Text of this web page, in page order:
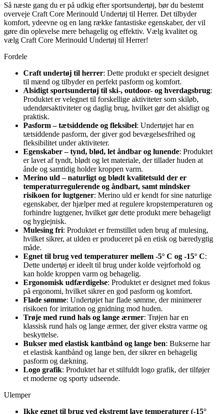
Så næste gang du er på udkig efter sportsundertøj, bør du bestemt
overveje Craft Core Merinould Undertøj til Herrer. Det tilbyder
komfort, ydeevne og en lang række fantastiske egenskaber, der vil
gøre din oplevelse mere behagelig og effektiv. Vælg kvalitet og
vælg Craft Core Merinould Undertøj til Herrer!
Fordele
Craft undertøj til herrer: Dette produkt er specielt designet
til mænd og tilbyder en perfekt pasform og komfort.
Alsidigt sportsundertøj til ski-, outdoor- og hverdagsbrug:
Produktet er velegnet til forskellige aktiviteter som skiløb,
udendørsaktiviteter og daglig brug, hvilket gør det alsidigt og
praktisk.
Pasform – tætsiddende og fleksibel: Undertøjet har en
tætsiddende pasform, der giver god bevægelsesfrihed og
fleksibilitet under aktiviteter.
Egenskaber – tynd, blød, let åndbar og lunende: Produktet
er lavet af tyndt, blødt og let materiale, der tillader huden at
ånde og samtidig holder kroppen varm.
Merino uld – naturligt og blødt kvalitetsuld der er
temperaturregulerende og åndbart, samt mindsker
risikoen for lugtgener: Merino uld er kendt for sine naturlige
egenskaber, der hjælper med at regulere kropstemperaturen og
forhindre lugtgener, hvilket gør dette produkt mere behageligt
og hygiejnisk.
Mulesing fri: Produktet er fremstillet uden brug af mulesing,
hvilket sikrer, at ulden er produceret på en etisk og bæredygtig
måde.
Egnet til brug ved temperaturer mellem -5° C og -15° C:
Dette undertøj er ideelt til brug under kolde vejrforhold og
kan holde kroppen varm og behagelig.
Ergonomisk udfærdigelse: Produktet er designet med fokus
på ergonomi, hvilket sikrer en god pasform og komfort.
Flade sømme: Undertøjet har flade sømme, der minimerer
risikoen for irritation og gnidning mod huden.
Trøje med rund hals og lange ærmer: Trøjen har en
klassisk rund hals og lange ærmer, der giver ekstra varme og
beskyttelse.
Bukser med elastisk kantbånd og lange ben: Bukserne har
et elastisk kantbånd og lange ben, der sikrer en behagelig
pasform og dækning.
Logo grafik: Produktet har et stilfuldt logo grafik, der tilføjer
et moderne og sporty udseende.
Ulemper
Ikke egnet til brug ved ekstremt lave temperaturer (-15°